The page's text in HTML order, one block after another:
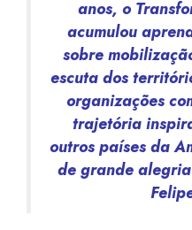
anos, o
acumulou
sobre
escuta dos
organizações
trajetória
outros países da
de grande